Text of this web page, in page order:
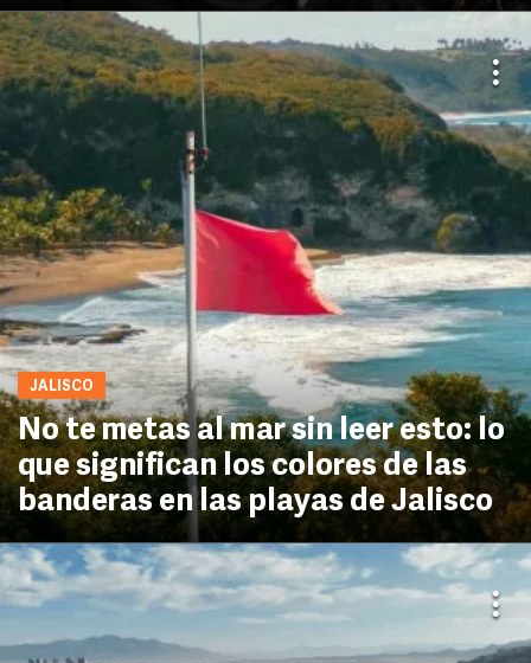
JALISCO
No te metas al mar sin leer esto: lo
que significan los colores de las
banderas en las playas de Jalisco